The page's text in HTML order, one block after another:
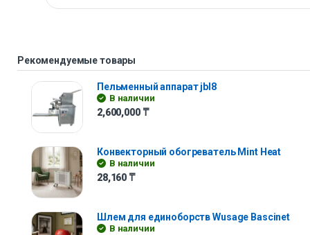
Рекомендуемые товары
Пельменный аппарат jbl8
В наличии
2,600,000 ₸
Конвекторный обогреватель Mint Heat
В наличии
28,160 ₸
Шлем для единоборств Wusage Bascinet
В наличии